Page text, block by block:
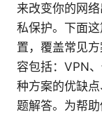
来改变你的网
私保护。下面
置，覆盖常见
容包括：VPN
种方案的优缺
题解答。为帮